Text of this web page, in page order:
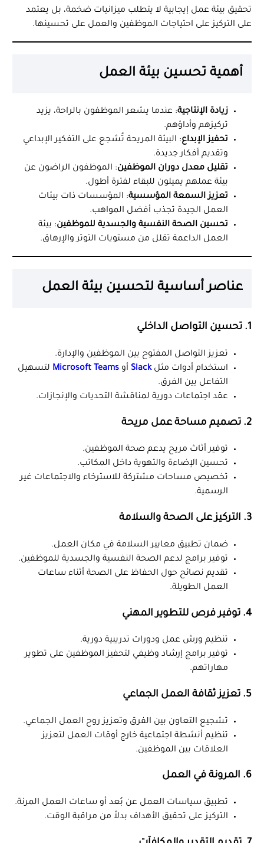
تحقيق بيئة عمل إيجابية لا يتطلب ميزانيات ضخمة، بل يعتمد
على التركيز على احتياجات الموظفين والعمل على تحسينها.
أهمية تحسين بيئة العمل
زيادة الإنتاجية: عندما يشعر الموظفون بالراحة، يزيد
تركيزهم وأداؤهم.
تحفيز الإبداع: البيئة المريحة تُشجع على التفكير الإبداعي
وتقديم أفكار جديدة.
تقليل معدل دوران الموظفين: الموظفون الراضون عن
بيئة عملهم يميلون للبقاء لفترة أطول.
تعزيز السمعة المؤسسية: المؤسسات ذات بيئات
العمل الجيدة تجذب أفضل المواهب.
تحسين الصحة النفسية والجسدية للموظفين: بيئة
العمل الداعمة تقلل من مستويات التوتر والإرهاق.
عناصر أساسية لتحسين بيئة العمل
1. تحسين التواصل الداخلي
تعزيز التواصل المفتوح بين الموظفين والإدارة.
استخدام أدوات مثلSlack أو Microsoft Teams لتسهيل
التفاعل بين الفرق.
عقد اجتماعات دورية لمناقشة التحديات والإنجازات.
2. تصميم مساحة عمل مريحة
توفير أثاث مريح يدعم صحة الموظفين.
تحسين الإضاءة والتهوية داخل المكاتب.
تخصيص مساحات مشتركة للاسترخاء والاجتماعات غير
الرسمية.
3. التركيز على الصحة والسلامة
ضمان تطبيق معايير السلامة في مكان العمل.
توفير برامج لدعم الصحة النفسية والجسدية للموظفين.
تقديم نصائح حول الحفاظ على الصحة أثناء ساعات
العمل الطويلة.
4. توفير فرص للتطوير المهني
تنظيم ورش عمل ودورات تدريبية دورية.
توفير برامج إرشاد وظيفي لتحفيز الموظفين على تطوير
مهاراتهم.
5. تعزيز ثقافة العمل الجماعي
تشجيع التعاون بين الفرق وتعزيز روح العمل الجماعي.
تنظيم أنشطة اجتماعية خارج أوقات العمل لتعزيز
العلاقات بين الموظفين.
6. المرونة في العمل
تطبيق سياسات العمل عن بُعد أو ساعات العمل المرنة.
التركيز على تحقيق الأهداف بدلاً من مراقبة الوقت.